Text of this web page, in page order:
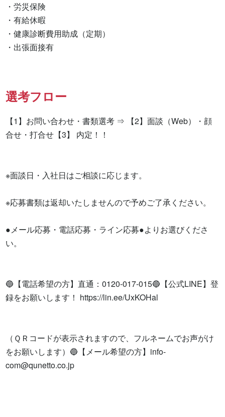
・労災保険
・有給休暇
・健康診断費用助成（定期）
・出張面接有
選考フロー
【1】お問い合わせ・書類選考 ⇒ 【2】面談（Web）・顔
合せ・打合せ【3】 内定！！
※面談日・入社日はご相談に応じます。
※応募書類は返却いたしませんので予めご了承ください。
●メール応募・電話応募・ライン応募●よりお選びくださ
い。
🔵【電話希望の方】直通：0120-017-015🔵【公式LINE】登
録をお願いします！ https://lin.ee/UxKOHal
（ＱＲコードが表示されますので、フルネームでお声がけ
をお願いします）🔵【メール希望の方】 info-
com@qunetto.co.jp